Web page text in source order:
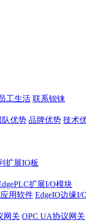
员工生活 联系钡铼
队优势 品牌优势 技术
扩展IO板
扩展I/O模块
用软件 EdgeIO边缘I/
网关 OPC UA协议网关